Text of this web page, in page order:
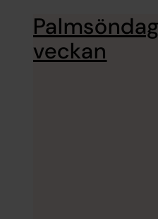
veckan